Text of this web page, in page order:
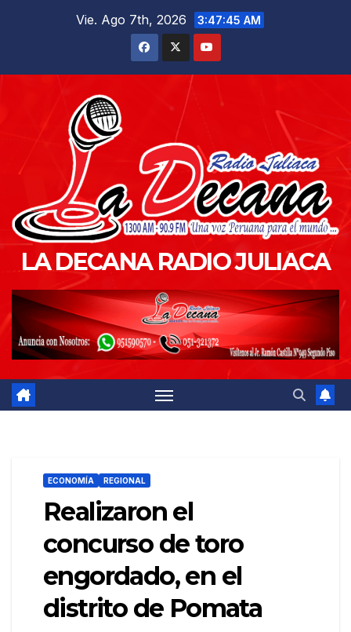
Vie. Ago 7th, 2026 3:47:47 AM
LA DECANA RADIO JULIACA
ECONOMÍA REGIONAL
Realizaron el
concurso de toro
engordado, en el
distrito de Pomata